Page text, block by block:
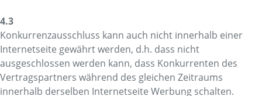
4.3
Konkurrenzausschluss kann auch nicht innerhalb einer
Internetseite gewährt werden, d.h. dass nicht
ausgeschlossen werden kann, dass Konkurrenten des
Vertragspartners während des gleichen Zeitraums
innerhalb derselben Internetseite Werbung schalten.